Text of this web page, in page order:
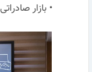
• بازار